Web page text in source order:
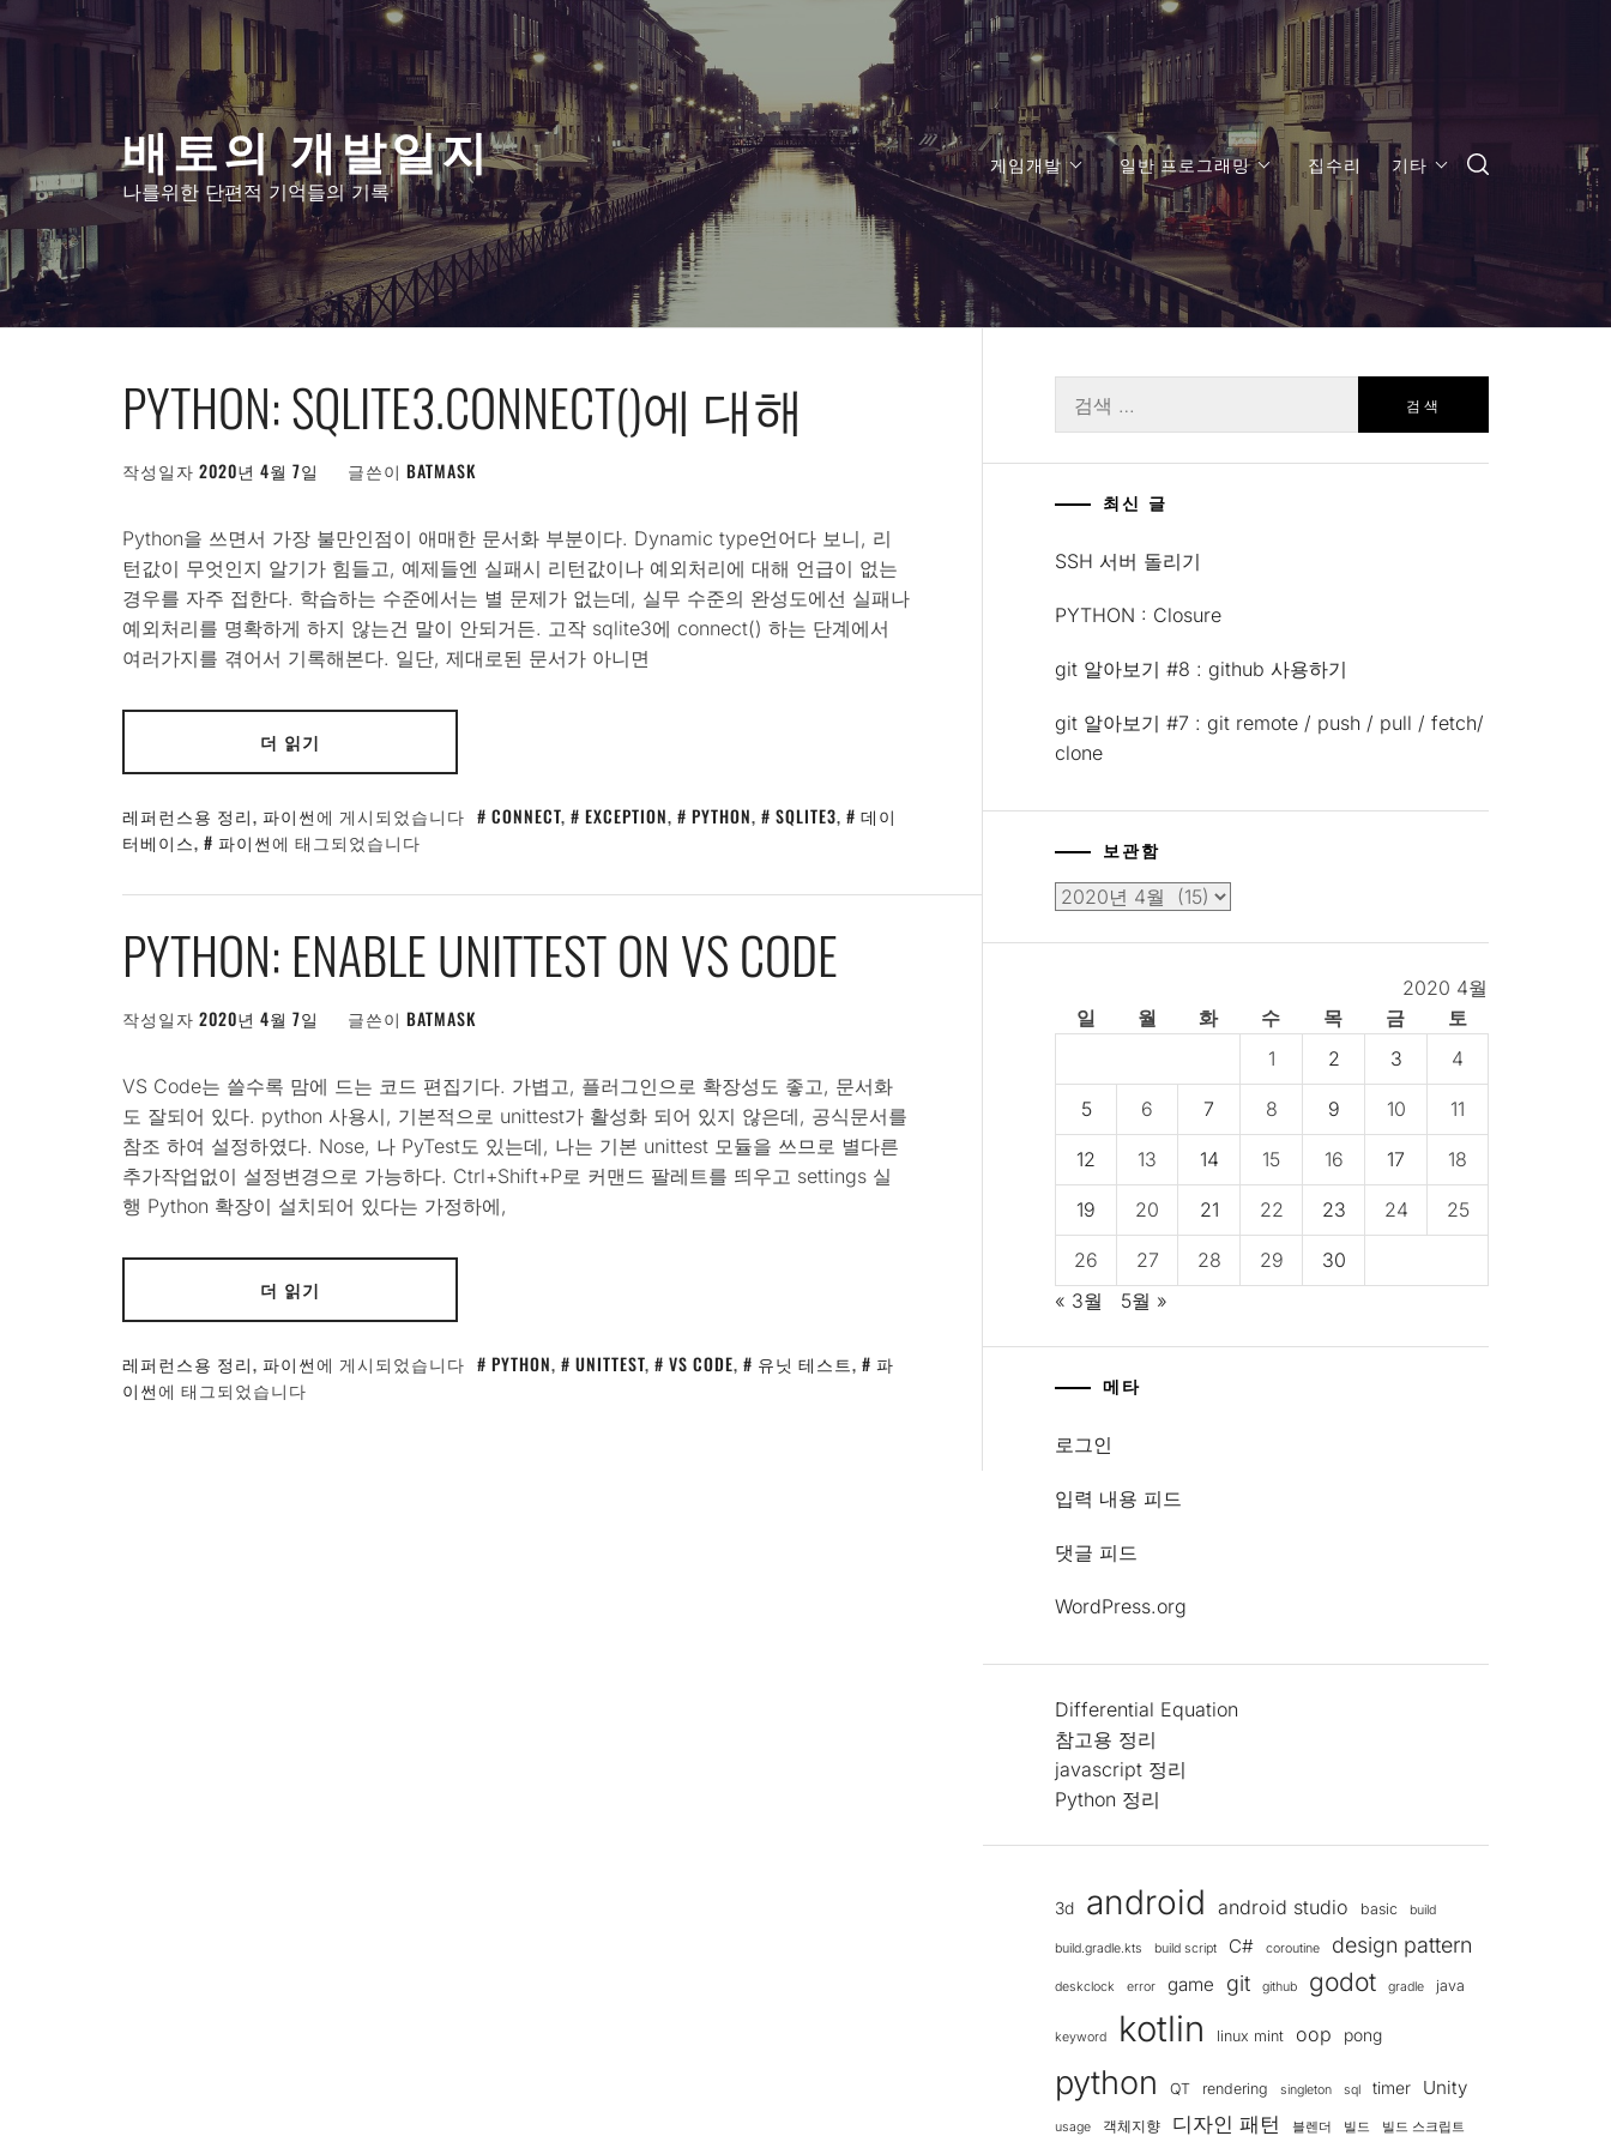
텐
뛰
기
배토의 개발일지
나를위한 단편적 기억들의 기록
게임개발 일반 프로그래밍 집수리 기타
PYTHON: SQLITE3.CONNECT()에 대해
작성일자 2020년 4월 7일 글쓴이 BATMASK
Python을 쓰면서 가장 불만인점이 애매한 문서화 부분이다. Dynamic type언어다 보니, 리
턴값이 무엇인지 알기가 힘들고, 예제들엔 실패시 리턴값이나 예외처리에 대해 언급이 없는
경우를 자주 접한다. 학습하는 수준에서는 별 문제가 없는데, 실무 수준의 완성도에선 실패나
예외처리를 명확하게 하지 않는건 말이 안되거든. 고작 sqlite3에 connect() 하는 단계에서
여러가지를 겪어서 기록해본다. 일단, 제대로된 문서가 아니면
더 읽기
레퍼런스용 정리, 파이썬에 게시되었습니다 CONNECT, EXCEPTION, PYTHON, SQLITE3,
데이
터베이스, 파이썬에 태그되었습니다
PYTHON: ENABLE UNITTEST ON VS CODE
작성일자 2020년 4월 7일 글쓴이 BATMASK
VS Code는 쓸수록 맘에 드는 코드 편집기다. 가볍고, 플러그인으로 확장성도 좋고, 문서화
도 잘되어 있다. python 사용시, 기본적으로 unittest가 활성화 되어 있지 않은데, 공식문서를
참조 하여 설정하였다. Nose, 나 PyTest도 있는데, 나는 기본 unittest 모듈을 쓰므로 별다른
추가작업없이 설정변경으로 가능하다. Ctrl+Shift+P로 커맨드 팔레트를 띄우고 settings 실
행 Python 확장이 설치되어 있다는 가정하에,
더 읽기
레퍼런스용 정리, 파이썬에 게시되었습니다 PYTHON, UNITTEST, VS CODE, 유닛 테스트,
파
이썬에 태그되었습니다
색:
최신 글
SSH 서버 돌리기
PYTHON : Closure
git 알아보기 #8 : github 사용하기
git 알아보기 #7 : git remote / push / pull / fetch/
clone
보관함
보
2020 4월
일
월 화 수 목 금
토
1
2 3 4
5 6 7 8 9 10 11
12 13 14 15 16 17 18
19 20 21 22 23 24 25
26 27 28 29
30
« 3월
5월 »
메타
로그인
입력 내용 피드
댓글 피드
WordPress.org
Differential Equation
참고용 정리
javascript 정리
Python 정리
3d android android studio basic build
build.gradle.kts build script C# coroutine design pattern
deskclock error game git github godot gradle java
keyword kotlin linux mint oop pong
python QT rendering singleton sql timer Unity
usage 객체지향 디자인 패턴 블렌더 빌드 빌드 스크립트